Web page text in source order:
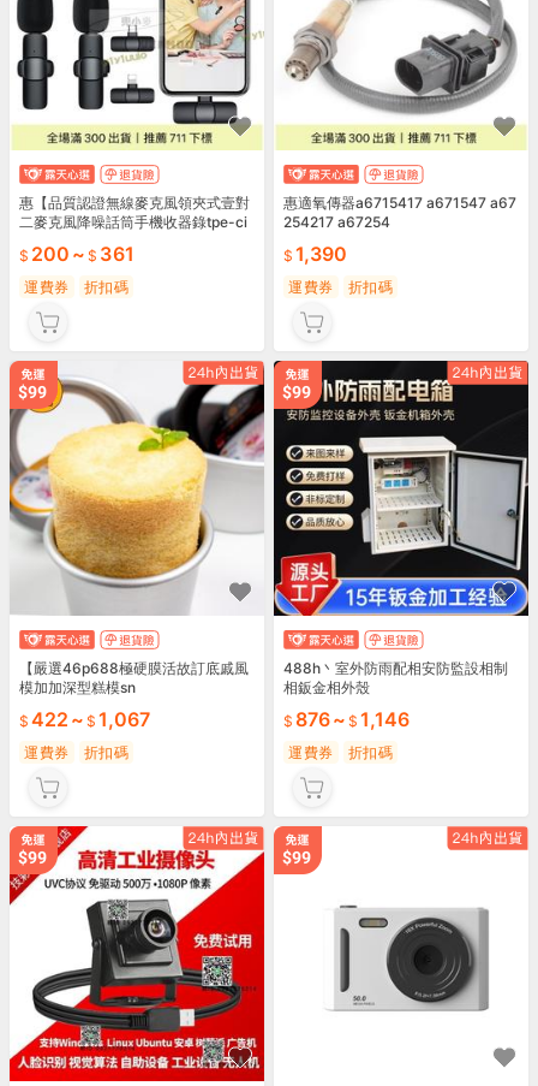
惠【品質認證無線麥克風領夾式壹對
二麥克風降噪話筒手機收器錄tpe-ci
200 ~ 361
運費券 折扣碼
惠適氧傳器a6715417 a671547 a67
254217 a67254
1,390
運費券 折扣碼
【嚴選46p688極硬膜活故訂底戚風
模加加深型糕模sn
422 ~ 1,067
運費券 折扣碼
488h丶室外防雨配相安防監設相制
相鈑金相外殼
876~ 1,146
運費券 折扣碼